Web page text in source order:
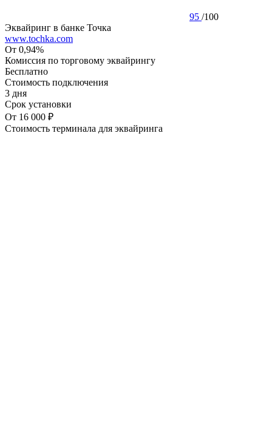
95 /100
Эквайринг в банке Точка
www.tochka.com
От 0,94%
Комиссия по торговому эквайрингу
Бесплатно
Стоимость подключения
3 дня
Срок установки
От 16 000 ₽
Стоимость терминала для эквайринга